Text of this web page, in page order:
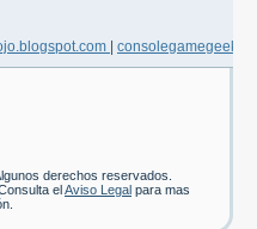
derechos reservados.
el Aviso Legal para mas